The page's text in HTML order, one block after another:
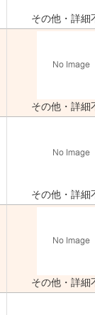
その他・詳細
その他・詳細
その他・詳細
その他・詳細